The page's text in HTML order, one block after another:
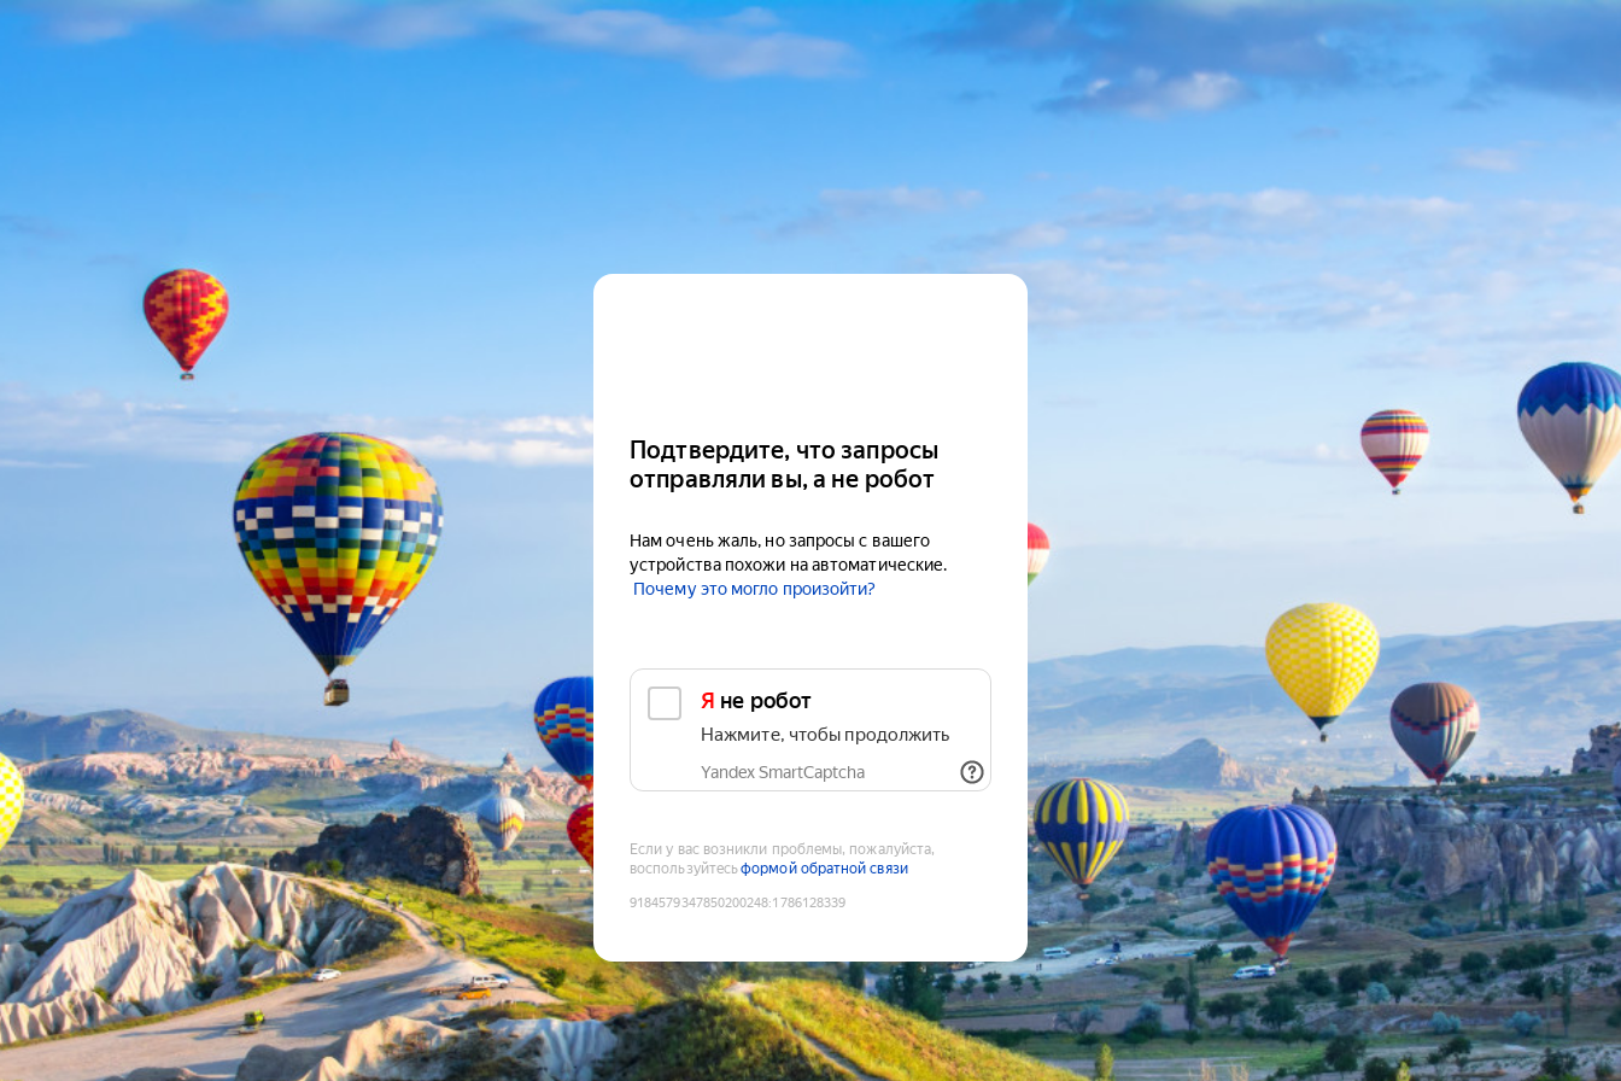
Подтвердите, что запросы
отправляли вы, а не робот
Нам очень жаль, но запросы с вашего
устройства похожи на автоматические.
Почему это могло произойти?
Я не робот
Нажмите, чтобы продолжить
Yandex SmartCaptcha
Если у вас возникли проблемы, пожалуйста,
воспользуйтесьформой обратной связи
9184579347850200248:1786128339